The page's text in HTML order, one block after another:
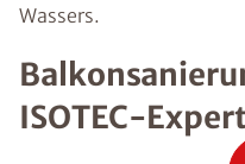
Wassers.
ISOTEC-